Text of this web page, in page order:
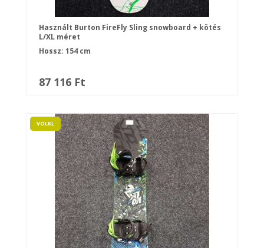
Használt Burton FireFly Sling snowboard + kötés
L/XL méret
Hossz: 154 cm
87 116 Ft
VOLKL